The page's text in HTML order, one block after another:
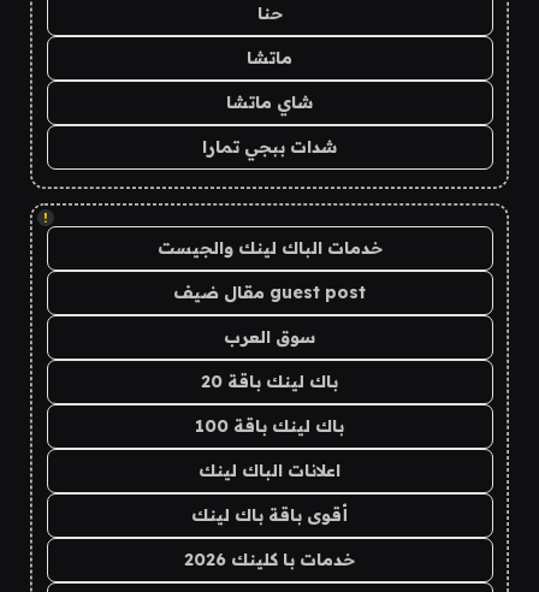
حنا
ماتشا
شاي ماتشا
شدات ببجي تمارا
!
خدمات الباك لينك والجيست
guest post مقال ضيف
سوق العرب
باك لينك باقة 20
باك لينك باقة 100
اعلانات الباك لينك
أقوى باقة باك لينك
خدمات با كلينك 2026